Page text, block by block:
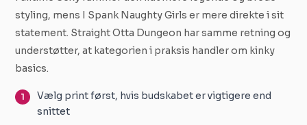
styling, mens I Spank Naughty Girls er mere direkte i sit
statement. Straight Otta Dungeon har samme retning og
understøtter, at kategorien i praksis handler om kinky
basics.
Vælg print først, hvis budskabet er vigtigere end
snittet